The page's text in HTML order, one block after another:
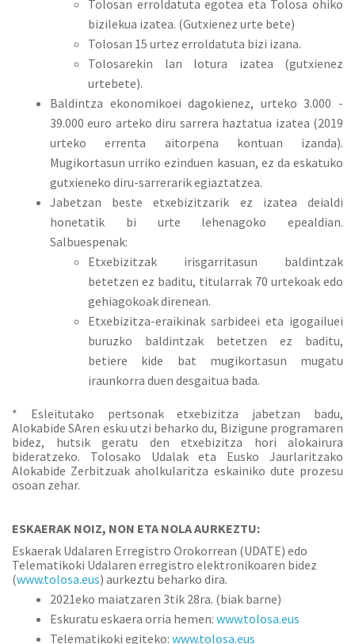
Tolosan erroldatuta egotea eta Tolosa ohiko
bizilekua izatea. (Gutxienez urte bete)
Tolosan 15 urtez erroldatuta bizi izana.
Tolosarekin lan lotura izatea (gutxienez
urtebete).
Baldintza ekonomikoei dagokienez, urteko 3.000 -
39.000 euro arteko diru sarrera haztatua izatea (2019
urteko errenta aitorpena kontuan izanda).
Mugikortasun urriko ezinduen kasuan, ez da eskatuko
gutxieneko diru-sarrerarik egiaztatzea.
Jabetzan beste etxebizitzarik ez izatea deialdi
honetatik bi urte lehenagoko epealdian.
Salbuespenak:
Etxebizitzak irisgarritasun baldintzak
betetzen ez baditu, titularrak 70 urtekoak edo
gehiagokoak direnean.
Etxebizitza-eraikinak sarbideei eta igogailuei
buruzko baldintzak betetzen ez baditu,
betiere kide bat mugikortasun mugatu
iraunkorra duen desgaitua bada.
* Esleitutako pertsonak etxebizitza jabetzan badu,
Alokabide SAren esku utzi beharko du, Bizigune programaren
bidez, hutsik geratu den etxebizitza hori alokairura
bideratzeko. Tolosako Udalak eta Eusko Jaurlaritzako
Alokabide Zerbitzuak aholkularitza eskainiko dute prozesu
osoan zehar.
ESKAERAK NOIZ, NON ETA NOLA AURKEZTU:
Eskaerak Udalaren Erregistro Orokorrean (UDATE) edo
Telematikoki Udalaren erregistro elektronikoaren bidez
(www.tolosa.eus) aurkeztu beharko dira.
2021eko maiatzaren 3tik 28ra. (biak barne)
Eskuratu eskaera orria hemen: www.tolosa.eus
Telematikoki egiteko: www.tolosa.eus